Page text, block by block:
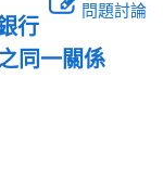
問題討論
行
同一關係